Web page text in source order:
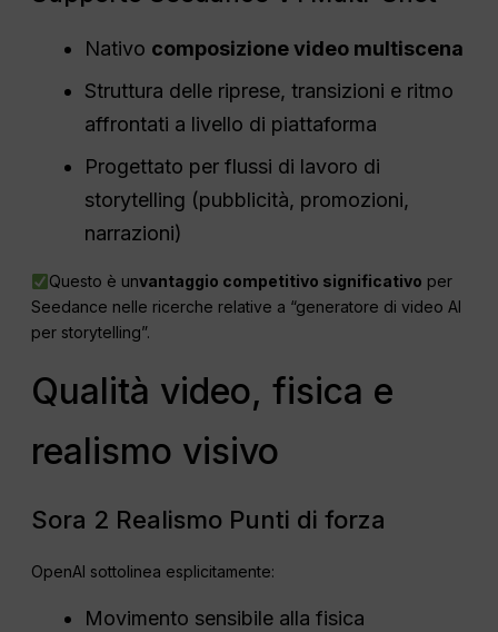
Nativo composizione video multiscena
Struttura delle riprese, transizioni e ritmo
affrontati a livello di piattaforma
Progettato per flussi di lavoro di
storytelling (pubblicità, promozioni,
narrazioni)
Questo è unvantaggio competitivo significativo per
Seedance nelle ricerche relative a “generatore di video AI
per storytelling”.
Qualità video, fisica e
realismo visivo
Sora 2 Realismo Punti di forza
OpenAI sottolinea esplicitamente:
Movimento sensibile alla fisica